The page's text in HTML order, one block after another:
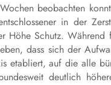
beobachten
in der
Höhe Schutz.
dass sich der
etabliert, auf die alle
deutlich